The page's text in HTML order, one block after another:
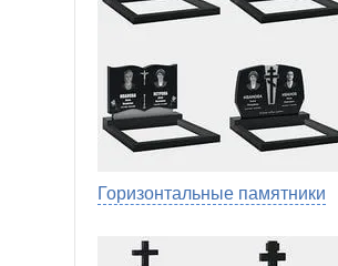
Горизонтальные памятники